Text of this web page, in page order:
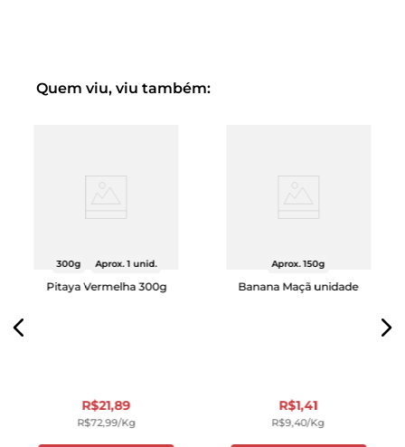
Quem viu, viu também:
300g Aprox. 1 unid.
Pitaya Vermelha 300g
R$21,89
R$72,99/kg
Aprox. 150g
Banana Maçã unidade
R$1,41
R$9,40/kg